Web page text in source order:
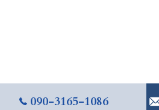
090-3165-1086